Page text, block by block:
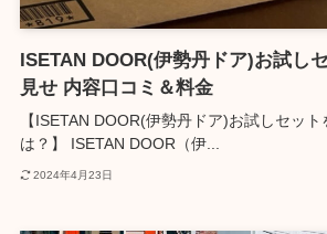
ISETAN DOOR(伊勢丹ドア)お試し
見せ 内容口コミ＆料金
【ISETAN DOOR(伊勢丹ドア)お試しセッ
は？】 ISETAN DOOR（伊...
2024年4月23日